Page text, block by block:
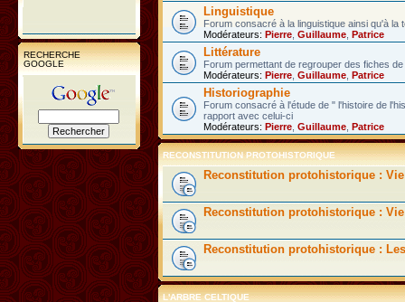
RECHERCHE
GOOGLE
Linguistique
Forum consacré à la linguistique ainsi qu'à la
Modérateurs: Pierre Guillaume Patrice
Littérature
Forum permettant de regrouper des fiches
Modérateurs: Pierre Guillaume Patrice
Historiographie
Forum consacré à l'étude de " l'histoire de
rapport avec celui-ci
Modérateurs: Pierre Guillaume Patrice
RECONSTITUTION PROTOHISTORIQUE
Reconstitution protohistorique :
Reconstitution protohistorique :
Reconstitution protohistorique :
L'ARBRE CELTIQUE